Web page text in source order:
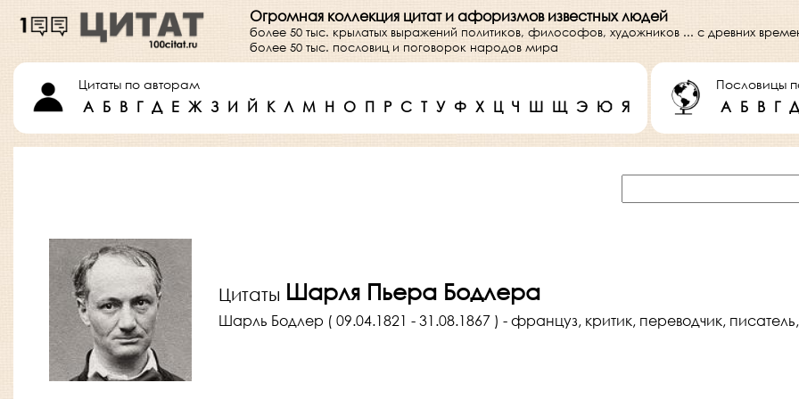
Огромная коллекция цитат и афоризмов известных людей
более 50 тыс. крылатых выражений политиков, философов, художников ... с древних
более 50 тыс. пословиц и поговорок народов мира
Цитаты по авторам
А Б В Г Д Е Ж З И Й К Л М Н О П Р С Т У Ф Х Ц Ч Ш Щ Э Ю Я
Пословицы
А Б В Г Д
Цитаты Шарля Пьера Бодлера
Шарль Бодлер ( 09.04.1821 - 31.08.1867 ) - француз, критик, переводчик,